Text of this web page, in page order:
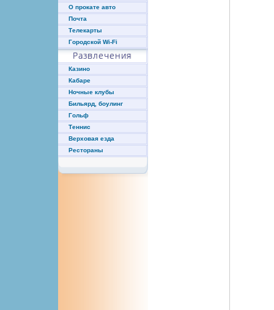
О прокате авто
Почта
Телекарты
Городской Wi-Fi
Развлечения
Казино
Кабаре
Ночные клубы
Бильярд, боулинг
Гольф
Теннис
Верховая езда
Рестораны